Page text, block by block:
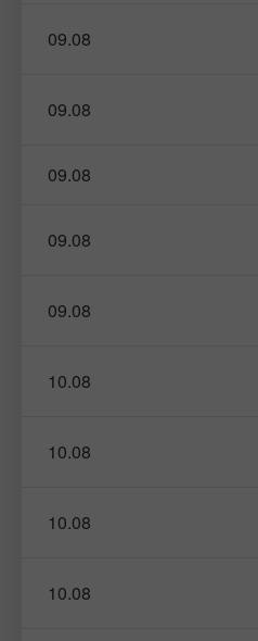
09.08
09.08
09.08
09.08
09.08
10.08
10.08
10.08
10.08